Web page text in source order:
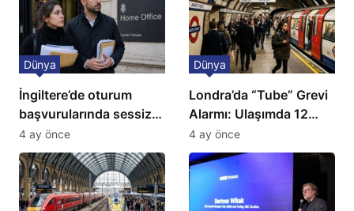
İngiltere’de oturum
başvurularında sessiz
kriz: Büyükelçilikten
açıklama!
Dünya
4 ay önce
Londra’da “Tube” Grevi
Alarmı: Ulaşımda 12
Günlük Kaos Kapıda
Dünya
4 ay önce